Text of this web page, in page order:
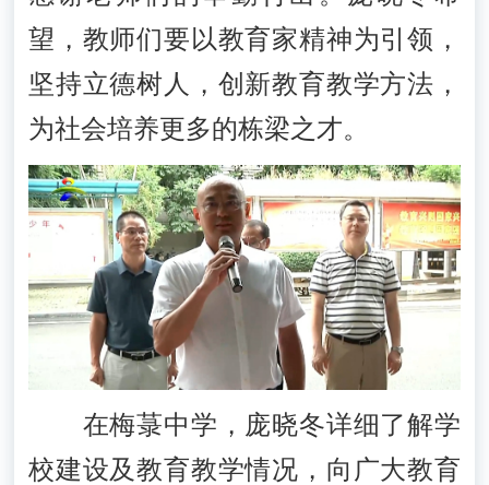
望，教师们要以教育家精神为引领，
坚持立德树人，创新教育教学方法，
为社会培养更多的栋梁之才。
在梅菉中学，庞晓冬详细了解学
校建设及教育教学情况，向广大教育